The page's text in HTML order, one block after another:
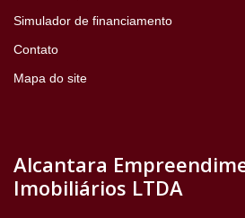
Simulador de financiamento
Contato
Mapa do site
Alcantara
Imobiliários LTDA